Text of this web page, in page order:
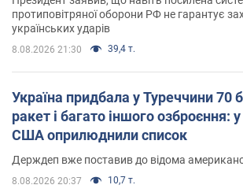
протиповітряної оборони РФ не гарантує
українських ударів
8.08.2026 21:30 39,4 т.
Україна придбала у Туреччини 70
ракет і багато іншого озброєння:
США оприлюднили список
Держдеп вже поставив до відома
8.08.2026 20:37 10,7 т.